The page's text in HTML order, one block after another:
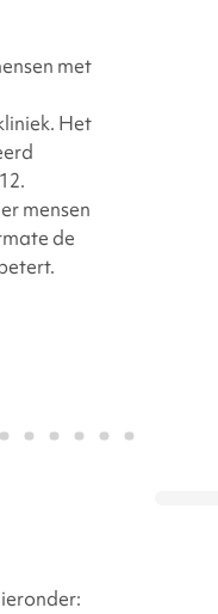
met
Het
mensen
de